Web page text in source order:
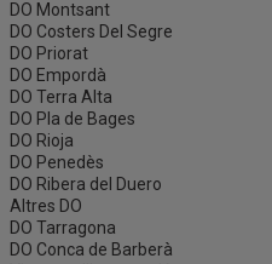
DO Montsant
DO Costers Del Segre
DO Priorat
DO Empordà
DO Terra Alta
DO Pla de Bages
DO Rioja
DO Penedès
DO Ribera del Duero
Altres DO
DO Tarragona
DO Conca de Barberà